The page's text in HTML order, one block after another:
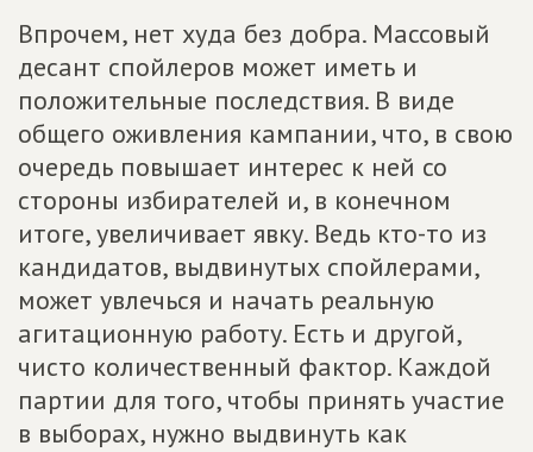
Впрочем, нет худа без добра. Массовый
десант спойлеров может иметь и
положительные последствия. В виде
общего оживления кампании, что, в свою
очередь повышает интерес к ней со
стороны избирателей и, в конечном
итоге, увеличивает явку. Ведь кто-то из
кандидатов, выдвинутых спойлерами,
может увлечься и начать реальную
агитационную работу. Есть и другой,
чисто количественный фактор. Каждой
партии для того, чтобы принять участие
в выборах, нужно выдвинуть как